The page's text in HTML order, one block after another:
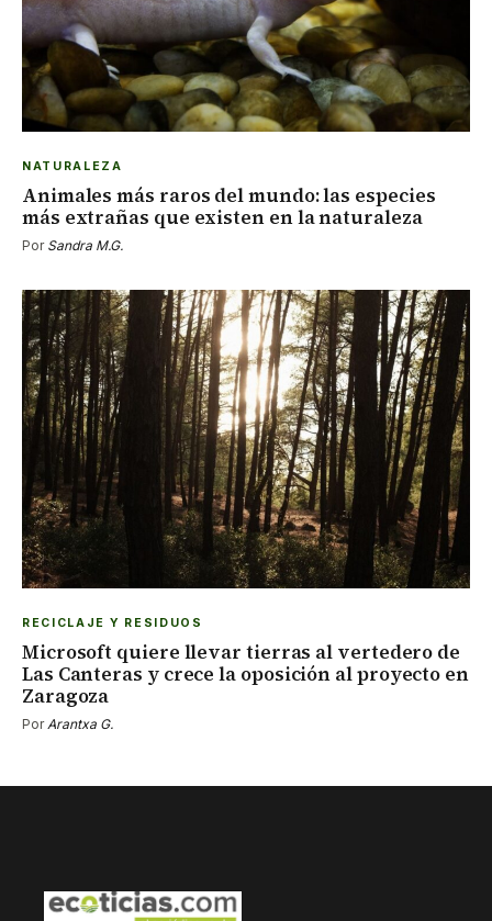
NATURALEZA
Animales más raros del mundo: las especies
más extrañas que existen en la naturaleza
Por Sandra M.G.
RECICLAJE Y RESIDUOS
Microsoft quiere llevar tierras al vertedero de
Las Canteras y crece la oposición al proyecto en
Zaragoza
Por Arantxa G.